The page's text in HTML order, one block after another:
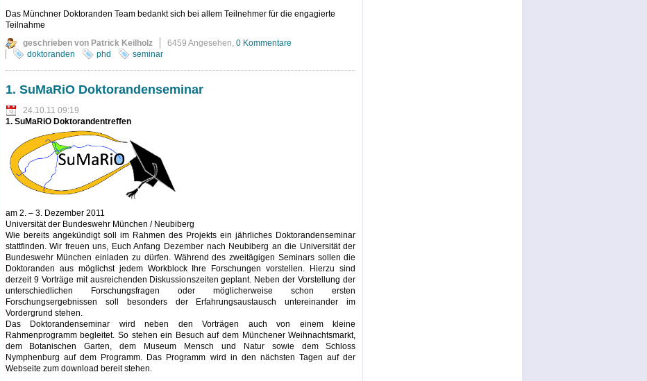
Das Münchner Doktoranden Team bedankt sich bei allem Teilnehmer für die engagierte
Teilnahme
geschrieben von Patrick Keilholz
6459 Angesehen, 0 Kommentare
doktoranden
phd seminar
1. SuMaRiO Doktorandenseminar
24.10.11 09:19
1. SuMaRiO Doktorandentreffen
am 2. – 3. Dezember 2011
Universität der Bundeswehr München / Neubiberg
Wie bereits angekündigt soll im Rahmen des Projekts ein jährliches Doktorandenseminar
stattfinden. Wir freuen uns, Euch Anfang Dezember nach Neubiberg an die Universität der
Bundeswehr München einladen zu dürfen. Während des zweitägigen Seminars sollen die
Doktoranden aus möglichst jedem Workblock Ihre Forschungen vorstellen. Hierzu sind
derzeit 9 Vorträge mit ausreichenden Diskussionszeiten geplant. Neben der Vorstellung der
unterschiedlichen Forschungsfragen oder möglicherweise schon ersten
Forschungsergebnissen soll besonders der Erfahrungsaustausch untereinander im
Vordergrund stehen.
Das Doktorandenseminar wird neben den Vorträgen auch von einem kleine
Rahmenprogramm begleitet. So stehen ein Besuch auf dem Münchener Weihnachtsmarkt,
dem Botanischen Garten, dem Museum Mensch und Natur sowie dem Schloss
Nymphenburg auf dem Programm. Das Programm wird in den nächsten Tagen auf der
Webseite zum download bereit stehen.